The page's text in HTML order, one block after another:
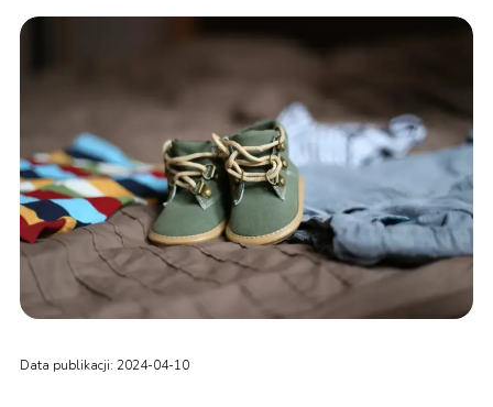
Data publikacji: 2024-04-10